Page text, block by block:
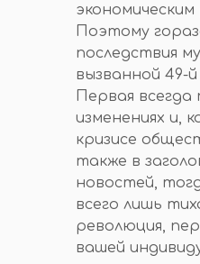
Поэтому
последствия
вызванной 49-
Первая всегда
изменениях и,
кризисе
также в
новостей,
всего лишь
революция,
вашей